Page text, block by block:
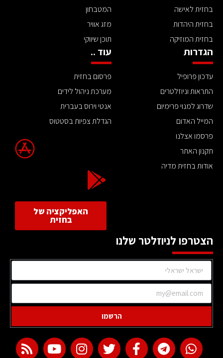
בחזית לאישה
בחזית היהדות
בחזית המוזיקה
המטבחון
מזג אוויר
תוכן שיווקי
הגדרות
עדכון פרופיל
התראות וניוזלטרים
שדרוג למנוי פרימיום
המייל האדום
פרסמו אצלנו
תקנון האתר
אודות בחזית מדיה
עוד ..
פרסום בחזית
מערכת ניהול לידים
אנטי וירוס בעברית
הגדלת צפיות בסטטוס
האפליקציה של
בחזית
הצטרפו לניוזלטר שלנו
הרשמו